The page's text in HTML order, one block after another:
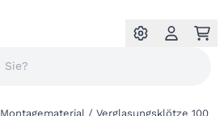
Montagematerial / Verglasungsklötze 100